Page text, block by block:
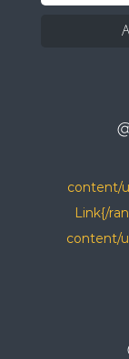
content/
Link{/
content/